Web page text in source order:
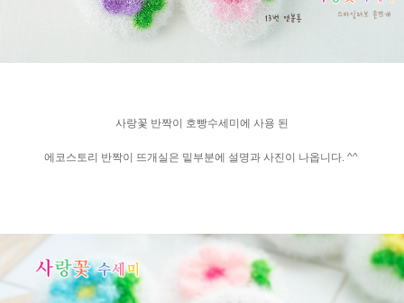
사랑꽃 반짝이 호빵수세미에 사용 된
에코스토리 반짝이 뜨개실은 밑부분에 설명과 사진이 나옵니다. ^^